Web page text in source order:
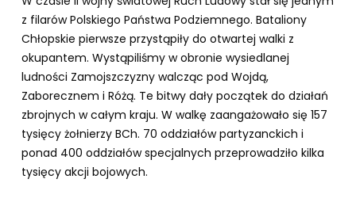
z filarów Polskiego Państwa Podziemnego. Bataliony
Chłopskie pierwsze przystąpiły do otwartej walki z
okupantem. Wystąpiliśmy w obronie wysiedlanej
ludności Zamojszczyzny walcząc pod Wojdą,
Zaborecznem i Różą. Te bitwy dały początek do działań
zbrojnych w całym kraju. W walkę zaangażowało się 157
tysięcy żołnierzy BCh. 70 oddziałów partyzanckich i
ponad 400 oddziałów specjalnych przeprowadziło kilka
tysięcy akcji bojowych.